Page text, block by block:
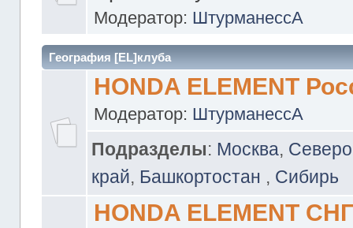
Модератор: ШтурманессА
География [EL]клуба
HONDA ELEMENT
Модератор: ШтурманессА
Подразделы: Москва,
край, Башкортостан , Сибирь
HONDA ELEMENT